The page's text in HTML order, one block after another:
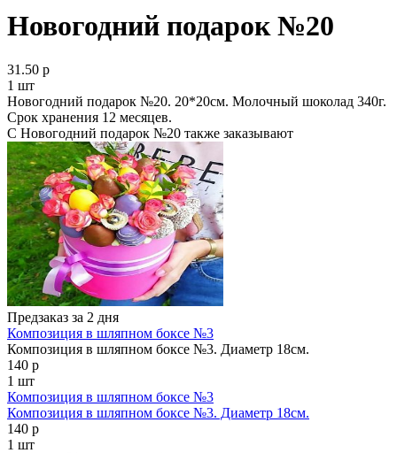
Новогодний подарок №20
31.50 р
1 шт
Новогодний подарок №20. 20*20см. Молочный шоколад 340г.
Срок хранения 12 месяцев.
С Новогодний подарок №20 также заказывают
Предзаказ за 2 дня
Композиция в шляпном боксе №3
Композиция в шляпном боксе №3. Диаметр 18см.
140 р
1 шт
Композиция в шляпном боксе №3
Композиция в шляпном боксе №3. Диаметр 18см.
140 р
1 шт